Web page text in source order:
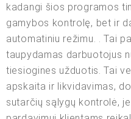
kadangi šios programos
gamybos kontrolę, bet ir
automatiniu režimu. . Tai
taupydamas darbuotojus
tiesiogines užduotis. Tai
apskaita ir likvidavimas,
sutarčių sąlygų kontrolė,